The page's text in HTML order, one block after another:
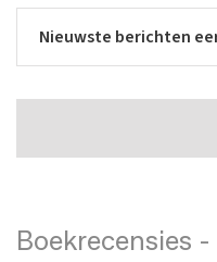
Boekrecensies -